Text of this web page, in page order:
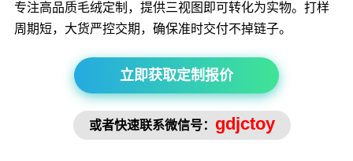
专注高品质毛绒定制，提供三视图即可转化为实物。打样
周期短，大货严控交期，确保准时交付不掉链子。
立即获取定制报价
或者快速联系微信号： gdjctoy